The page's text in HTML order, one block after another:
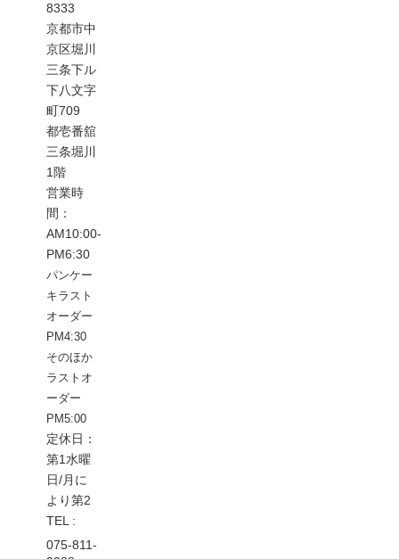
8333
京都市中
京区堀川
三条下ル
下八文字
町709
都壱番舘
三条堀川
1階
営業時
間：
AM10:00-
PM6:30
パンケー
キラスト
オーダー
PM4:30
そのほか
ラストオ
ーダー
PM5:00
定休日：
第1水曜
日/月に
より第2
TEL :
075-811-